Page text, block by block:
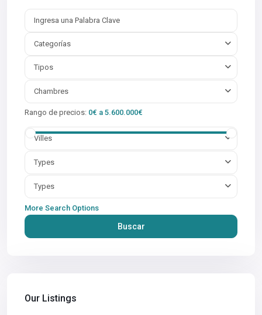
Categorías
Tipos
Chambres
Rango de precios: 0€ a 5.600.000€
Villes
Types
Types
More Search Options
Buscar
Our Listings